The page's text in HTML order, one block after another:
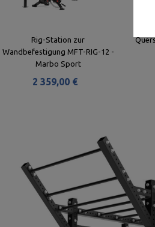
Rig-Station zur
Wandbefestigung MFT-RIG-12 -
Marbo Sport
2 359,00 €